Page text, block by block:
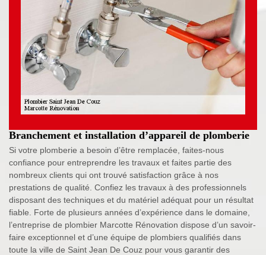
Branchement et installation d’appareil de plomberie
Si votre plomberie a besoin d’être remplacée, faites-nous
confiance pour entreprendre les travaux et faites partie des
nombreux clients qui ont trouvé satisfaction grâce à nos
prestations de qualité. Confiez les travaux à des professionnels
disposant des techniques et du matériel adéquat pour un résultat
fiable. Forte de plusieurs années d’expérience dans le domaine,
l’entreprise de plombier Marcotte Rénovation dispose d’un savoir-
faire exceptionnel et d’une équipe de plombiers qualifiés dans
toute la ville de Saint Jean De Couz pour vous garantir des